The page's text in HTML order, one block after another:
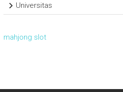
Universitas
mahjong slot